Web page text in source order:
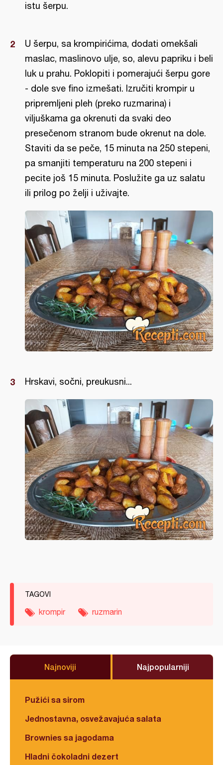
istu šerpu.
U šerpu, sa krompirićima, dodati omekšali
maslac, maslinovo ulje, so, alevu papriku i beli
luk u prahu. Poklopiti i pomerajući šerpu gore
- dole sve fino izmešati. Izručiti krompir u
pripremljeni pleh (preko ruzmarina) i
viljuškama ga okrenuti da svaki deo
presečenom stranom bude okrenut na dole.
Staviti da se peče, 15 minuta na 250 stepeni,
pa smanjiti temperaturu na 200 stepeni i
pecite još 15 minuta. Poslužite ga uz salatu
ili prilog po želji i uživajte.
Hrskavi, sočni, preukusni...
TAGOVI
krompir ruzmarin
Najnoviji Najpopularniji
Pužići sa sirom
Jednostavna, osvežavajuća salata
Brownies sa jagodama
Hladni čokoladni dezert